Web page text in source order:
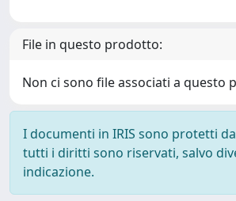
File in questo prodotto:
Non ci sono file associati a questo
I documenti in IRIS sono protetti
tutti i diritti sono riservati, salvo
indicazione.